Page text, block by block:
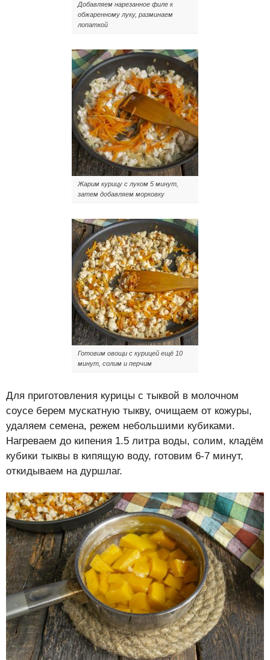
Добавляем нарезанное филе к
обжаренному луку, разминаем
лопаткой
Жарим курицу с луком 5 минут,
затем добавляем морковку
Готовим овощи с курицей ещё 10
минут, солим и перчим
Для приготовления курицы с тыквой в молочном
соусе берем мускатную тыкву, очищаем от кожуры,
удаляем семена, режем небольшими кубиками.
Нагреваем до кипения 1.5 литра воды, солим, кладём
кубики тыквы в кипящую воду, готовим 6-7 минут,
откидываем на дуршлаг.